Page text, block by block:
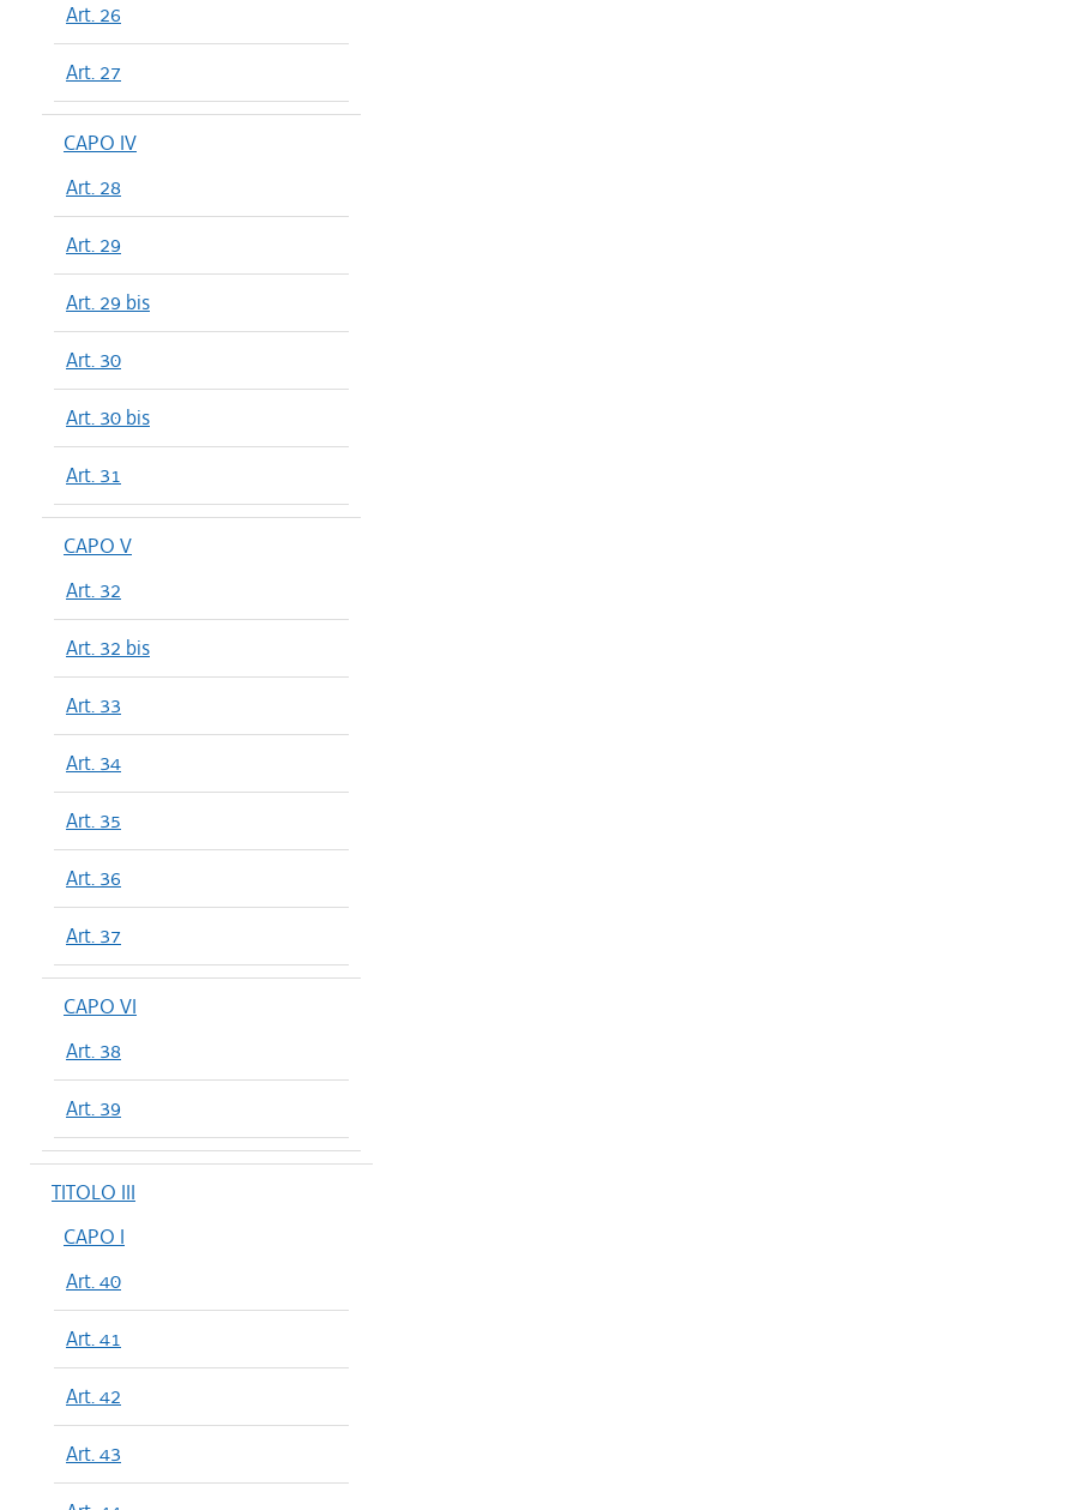
Art. 26
Art. 27
CAPO IV
Art. 28
Art. 29
Art. 29 bis
Art. 30
Art. 30 bis
Art. 31
CAPO V
Art. 32
Art. 32 bis
Art. 33
Art. 34
Art. 35
Art. 36
Art. 37
CAPO VI
Art. 38
Art. 39
TITOLO III
CAPO I
Art. 40
Art. 41
Art. 42
Art. 43